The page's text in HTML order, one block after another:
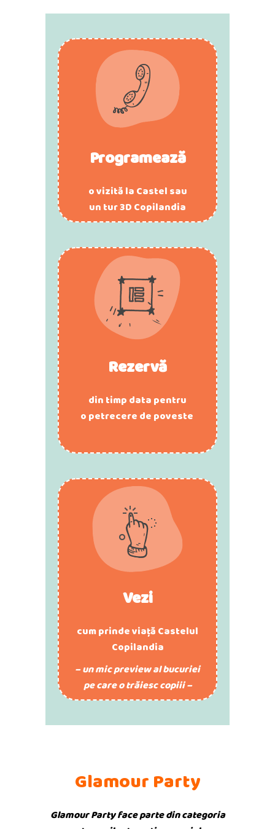
Programează
o vizită la Castel sau
un tur 3D Copilandia
Rezervă
din timp data pentru
o petrecere de poveste
Vezi
cum prinde viață Castelul
Copilandia
– un mic preview al bucuriei
pe care o trăiesc copiii –
Glamour Party
Glamour Party face parte din categoria